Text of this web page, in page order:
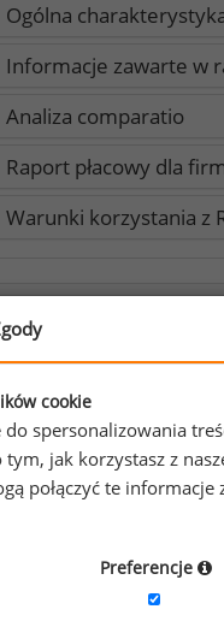
Ogólna
Informacje zawarte w
Analiza comparatio
Raport płacowy dla
Warunki korzystania z
Raport dostępny
Raport płacowy dla
cookie
spersonalizowania
jak korzystasz z
połączyć te
Preferencje